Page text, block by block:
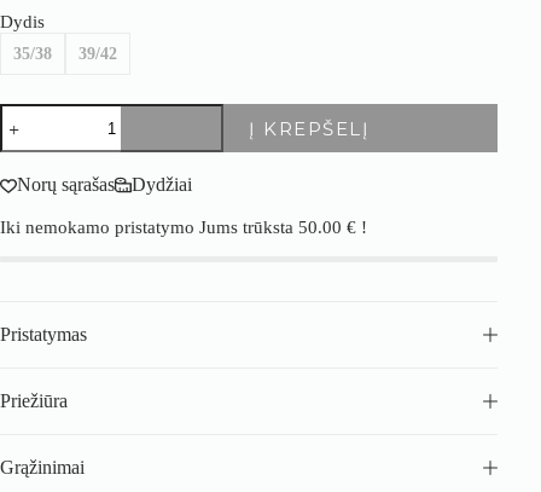
Dydis
35/38 39/42
produkto
kiekis:
Cosas
ilgos
kašmyrinės
iki
rinkinys
Į KREPŠELĮ
Norų sąrašas Dydžiai
Iki nemokamo pristatymo Jums trūksta 50.00 € !
Pristatymas
Priežiūra
Grąžinimai